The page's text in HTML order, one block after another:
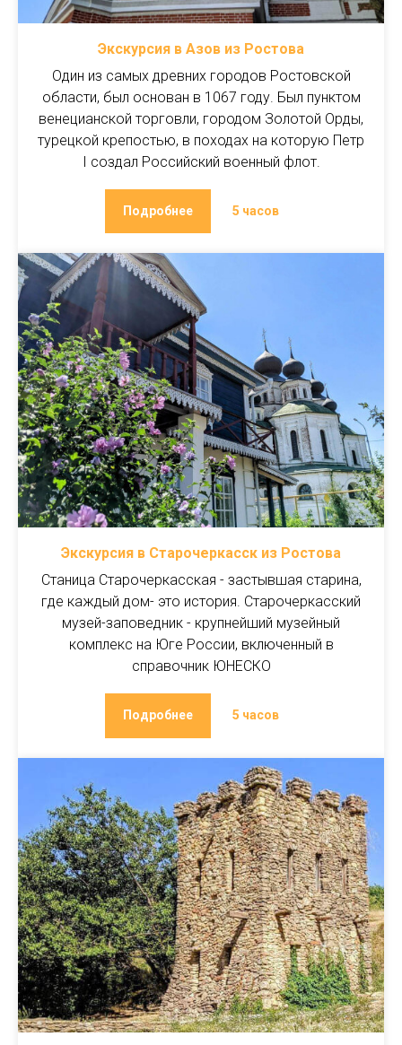
Экскурсия в Азов из Ростова
Один из самых древних городов Ростовской
области, был основан в 1067 году. Был пунктом
венецианской торговли, городом Золотой Орды,
турецкой крепостью, в походах на которую Петр
I создал Российский военный флот.
Подробнее 5 часов
Экскурсия в Старочеркасск из Ростова
Станица Старочеркасская - застывшая старина,
где каждый дом- это история. Старочеркасский
музей-заповедник - крупнейший музейный
комплекс на Юге России, включенный в
справочник ЮНЕСКО
Подробнее 5 часов